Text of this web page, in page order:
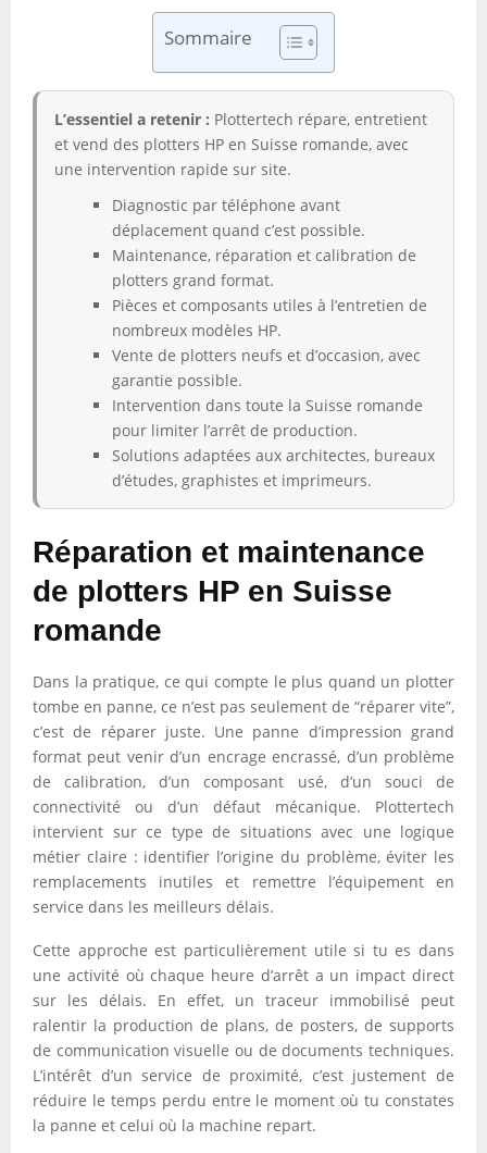
Sommaire
L’essentiel a retenir : Plottertech répare, entretient
et vend des plotters HP en Suisse romande, avec
une intervention rapide sur site.
Diagnostic par téléphone avant
déplacement quand c’est possible.
Maintenance, réparation et calibration de
plotters grand format.
Pièces et composants utiles à l’entretien de
nombreux modèles HP.
Vente de plotters neufs et d’occasion, avec
garantie possible.
Intervention dans toute la Suisse romande
pour limiter l’arrêt de production.
Solutions adaptées aux architectes, bureaux
d’études, graphistes et imprimeurs.
Réparation et maintenance
de plotters HP en Suisse
romande
Dans la pratique, ce qui compte le plus quand un plotter
tombe en panne, ce n’est pas seulement de “réparer vite”,
c’est de réparer juste. Une panne d’impression grand
format peut venir d’un encrage encrassé, d’un problème
de calibration, d’un composant usé, d’un souci de
connectivité ou d’un défaut mécanique. Plottertech
intervient sur ce type de situations avec une logique
métier claire : identifier l’origine du problème, éviter les
remplacements inutiles et remettre l’équipement en
service dans les meilleurs délais.
Cette approche est particulièrement utile si tu es dans
une activité où chaque heure d’arrêt a un impact direct
sur les délais. En effet, un traceur immobilisé peut
ralentir la production de plans, de posters, de supports
de communication visuelle ou de documents techniques.
L’intérêt d’un service de proximité, c’est justement de
réduire le temps perdu entre le moment où tu constates
la panne et celui où la machine repart.